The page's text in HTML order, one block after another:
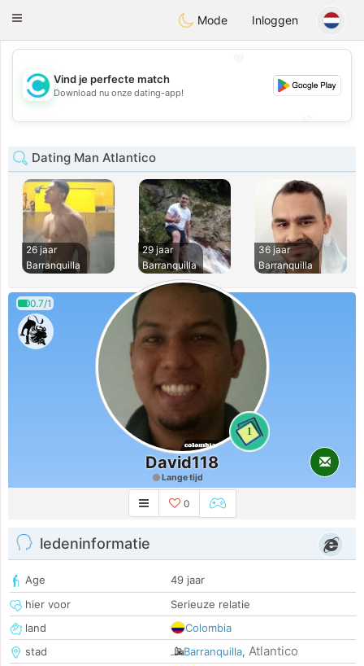
olombiaCitas
Toggle
Mode Inloggen
💖
💕
Vind je perfecte match
Download nu onze dating-app!
Dating Man Atlantico
26 jaar
Barranquilla
29 jaar
Barranquilla
36 jaar
Barranquilla
0.7/1
1
David118
Lange tijd
0
ledeninformatie
Age
49 jaar
hier voor
Serieuze relatie
land
Colombia
stad
Barranquilla, Atlantico